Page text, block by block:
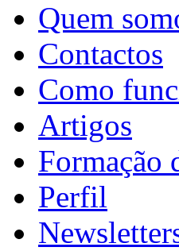
Quem
Contactos
Como
Artigos
Formação
Perfil